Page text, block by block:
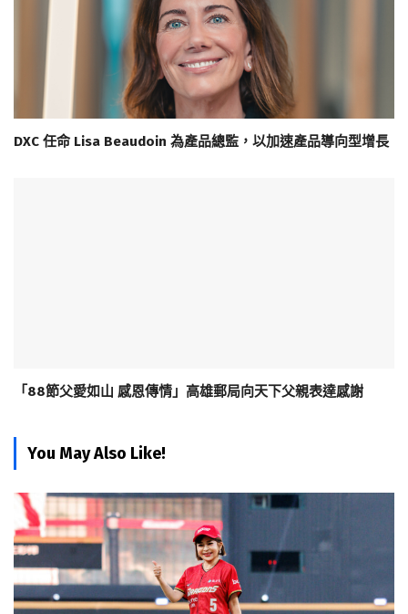
DXC 任命 Lisa Beaudoin 為產品總監，以加速產品導向型增長
「88節父愛如山 感恩傳情」高雄郵局向天下父親表達感謝
You May Also Like!